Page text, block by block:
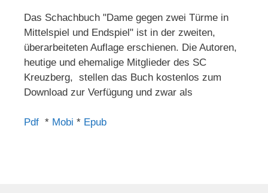
Das Schachbuch "Dame gegen zwei Türme in
Mittelspiel und Endspiel" ist in der zweiten,
überarbeiteten Auflage erschienen. Die Autoren,
heutige und ehemalige Mitglieder des SC
Kreuzberg, stellen das Buch kostenlos zum
Download zur Verfügung und zwar als
Pdf * Mobi * Epub